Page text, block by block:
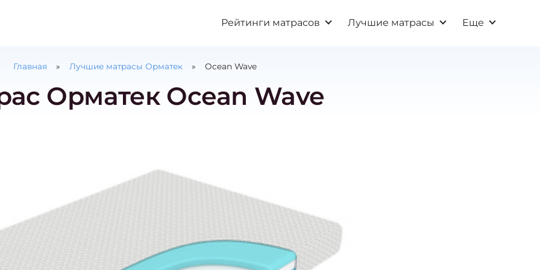
Рейтинги матрасов Лучшие матрасы Еще
Главная Лучшие матрасы Орматек Ocean Wave
Орматек Ocean Wave